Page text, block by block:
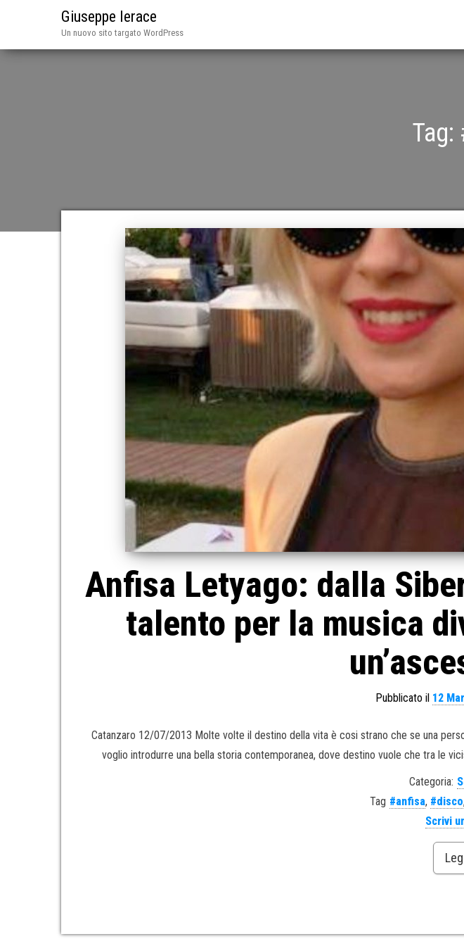
Giuseppe Ierace
Un nuovo sito targato WordPress
Tag:
Anfisa Letyago: dalla
talento per la musica
Pubblicato il 12
Catanzaro 12/07/2013 Molte volte il destino della vita è cosi strano che se una
voglio introdurre una bella storia contemporanea, dove destino vuole che tra le
Categoria:
Tag #anfisa, #disco,
Scrivi